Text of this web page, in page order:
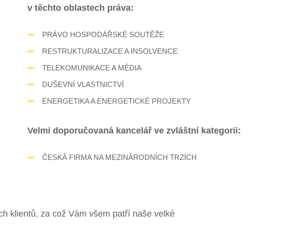
v těchto oblastech práva:
PRÁVO HOSPODÁŘSKÉ SOUTĚŽE
RESTRUKTURALIZACE A INSOLVENCE
TELEKOMUNIKACE A MÉDIA
DUŠEVNÍ VLASTNICTVÍ
ENERGETIKA A ENERGETICKÉ PROJEKTY
Velmi doporučovaná kancelář ve zvláštní kategorii:
ČESKÁ FIRMA NA MEZINÁRODNÍCH TRZÍCH
klientů, za což Vám všem patří naše velké